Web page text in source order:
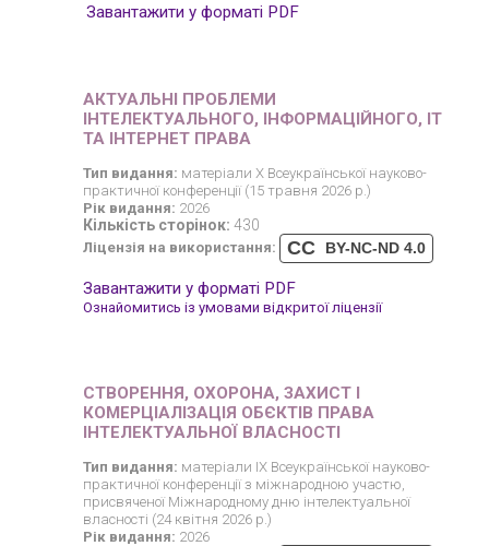
Завантажити у форматі PDF
АКТУАЛЬНІ ПРОБЛЕМИ
ІНТЕЛЕКТУАЛЬНОГО, ІНФОРМАЦІЙНОГО, ІТ
ТА ІНТЕРНЕТ ПРАВА
Тип видання: матеріали X Всеукраїнської науково-
практичної конференції (15 травня 2026 р.)
Рік видання: 2026
Кількість сторінок: 430
Ліцензія на використання: CC BY-NC-ND 4.0
Завантажити у форматі PDF
Ознайомитись із умовами відкритої ліцензії
СТВОРЕННЯ, ОХОРОНА, ЗАХИСТ І
КОМЕРЦІАЛІЗАЦІЯ ОБЄКТІВ ПРАВА
ІНТЕЛЕКТУАЛЬНОЇ ВЛАСНОСТІ
Тип видання: матеріали IX Всеукраїнської науково-
практичної конференції з міжнародною участю,
присвяченої Міжнародному дню інтелектуальної
власності (24 квітня 2026 р.)
Рік видання: 2026